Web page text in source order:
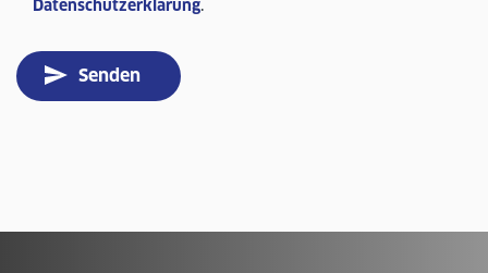
Datenschutzerklärung.
Senden